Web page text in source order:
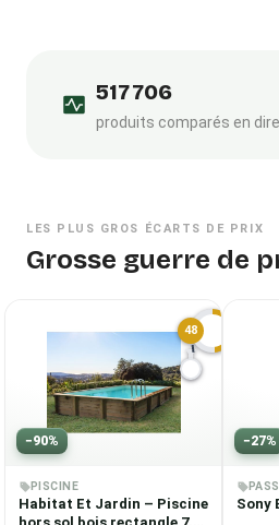
517 706
produits comparés en
LES PLUS GROS ÉCARTS DE PRIX
Grosse guerre de
48
−90%
PISCINE
Habitat Et Jardin – Piscine
−27%
Sony